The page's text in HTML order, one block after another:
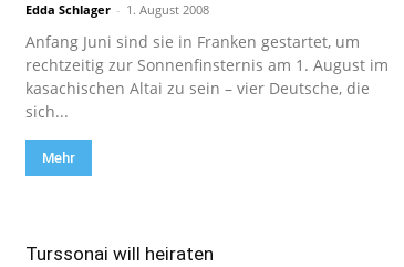
Edda Schlager - 1. August 2008
Anfang Juni sind sie in Franken gestartet, um
rechtzeitig zur Sonnenfinsternis am 1. August im
kasachischen Altai zu sein – vier Deutsche, die
sich...
Mehr
Turssonai will heiraten